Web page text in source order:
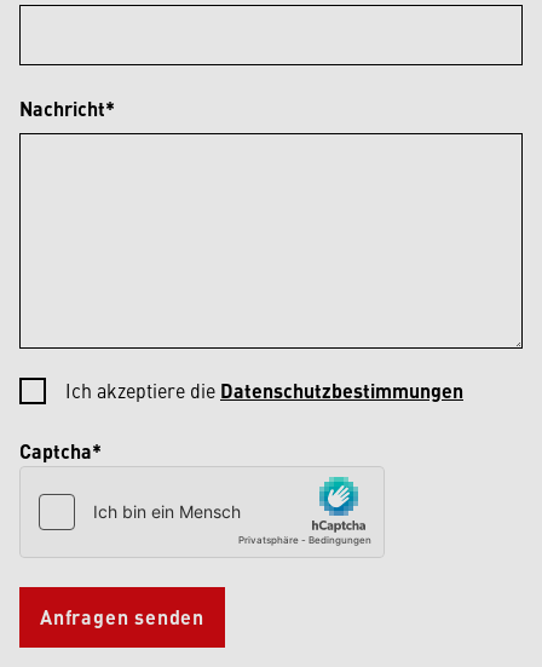
Nachricht*
Ich akzeptiere die Datenschutzbestimmungen
Captcha*
Anfragen senden